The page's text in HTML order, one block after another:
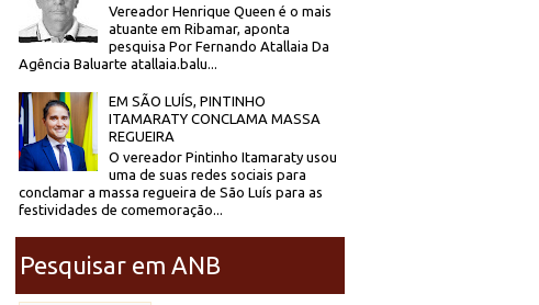
Vereador Henrique Queen é o mais
atuante em Ribamar, aponta
pesquisa Por Fernando Atallaia Da
Agência Baluarte atallaia.balu...
EM SÃO LUÍS, PINTINHO
ITAMARATY CONCLAMA MASSA
REGUEIRA
O vereador Pintinho Itamaraty usou
uma de suas redes sociais para
conclamar a massa regueira de São Luís para as
festividades de comemoração...
Pesquisar em ANB